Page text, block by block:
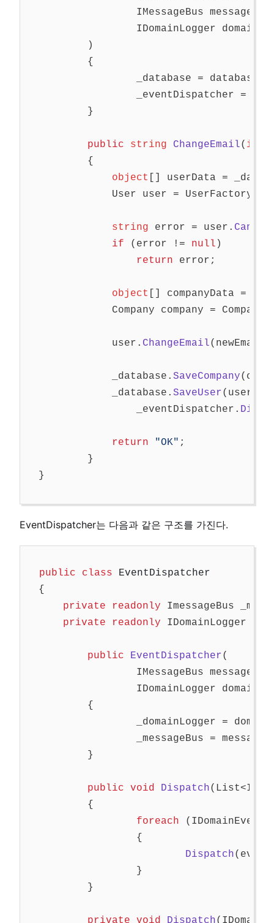
IMessageBus
messageBus
IDomainLogger
)
{
_database
= database
_eventDispatcher
=
}
public string ChangeEmail( int
{
object
userData =
User
user = UserFactory
string error = user .
if
( error != null )
return
error ;
object companyData =
Company
company =
user . ChangeEmail( newEmail
_database . SaveCompany(
_database . SaveUser( user
_eventDispatcher .
return "OK" ;
}
}
EventDispatcher는 다음과 같은 구조를 가진다.
public class
EventDispatcher
{
private
readonly ImessageBus
private
readonly IDomainLogger
public EventDispatcher(
IMessageBus
messageBus
IDomainLogger
{
_domainLogger
=
_messageBus
=
}
public void Dispatch( List<
{
foreach
( IDomainEvent
{
Dispatch( ev
}
}
private void Dispatch(